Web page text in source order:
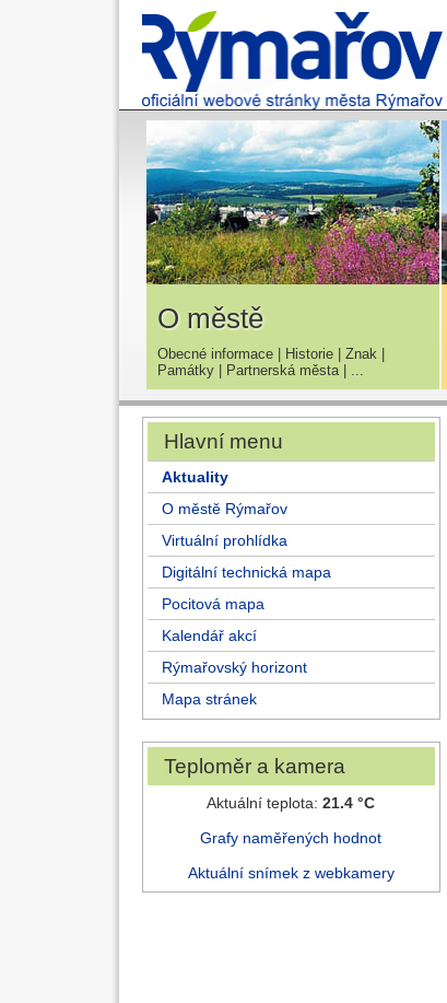
O městě
Obecné informace | Historie | Znak |
Památky | Partnerská města | ...
Hlavní menu
Aktuality
O městě Rýmařov
Virtuální prohlídka
Digitální technická mapa
Pocitová mapa
Kalendář akcí
Rýmařovský horizont
Mapa stránek
Teploměr a kamera
Aktuální teplota:21.4 °C
Grafy naměřených hodnot
Aktuální snímek z webkamery